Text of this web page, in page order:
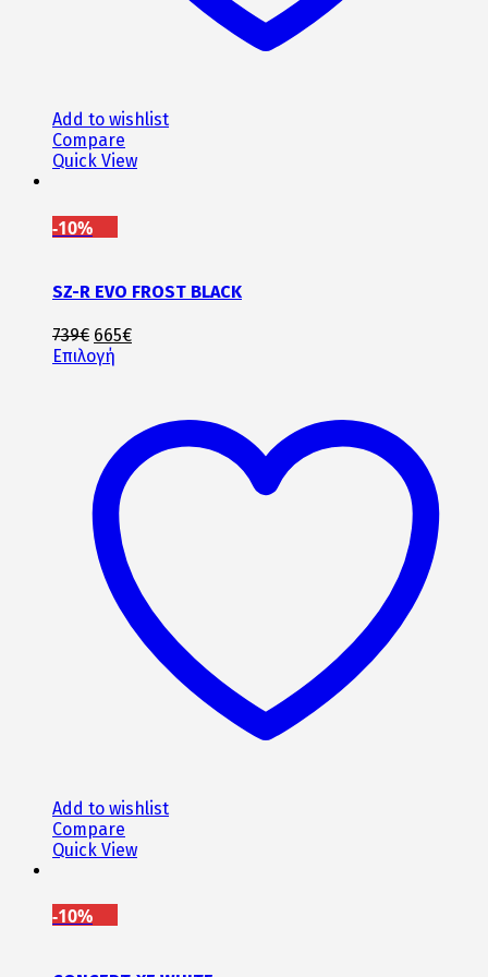
Add to wishlist
Compare
Quick View
-10%
SZ-R EVO FROST BLACK
739€ Original
price
665€Η
665€.
Επιλογή
πολλαπλές
παραλλαγές.
Οι
επιλογές
μπορούν
να
επιλεγούν
στη
σελίδα
του
προϊόντος
Add to wishlist
Compare
Quick View
-10%